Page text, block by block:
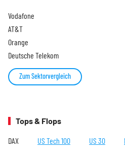
Vodafone
AT&T
Orange
Deutsche Telekom
Zum Sektorvergleich
Tops & Flops
DAX US Tech 100 US 30